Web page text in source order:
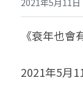
八字雜
線上學苑
2021年5月11日
《衰年也會
2021年5月
八字線上